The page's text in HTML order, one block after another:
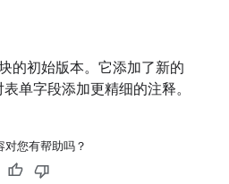
的初始版本。它添加了新的
单字段添加更精细的注释。
对您有帮助吗？